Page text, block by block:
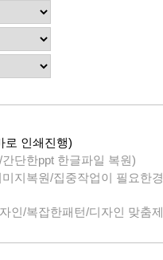
로 인쇄진행)
단한ppt 한글파일 복원)
지복원/집중작업이 필요한경
인/복잡한패턴/디자인 맞춤제